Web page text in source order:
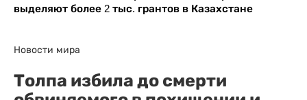
выделяют более 2 тыс. грантов в Казахстане
Новости мира
Толпа избила до смерти